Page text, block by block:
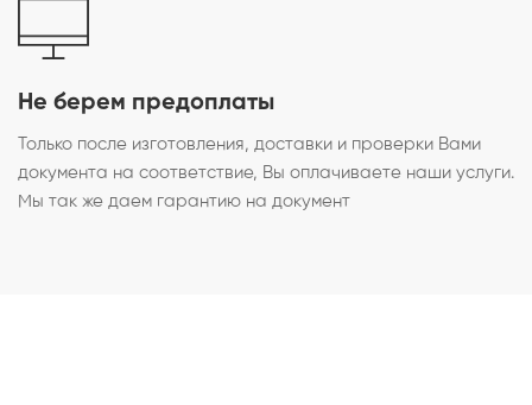
Не берем предоплаты
Только после изготовления, доставки и проверки Вами
документа на соответствие, Вы оплачиваете наши услуги.
Мы так же даем гарантию на документ